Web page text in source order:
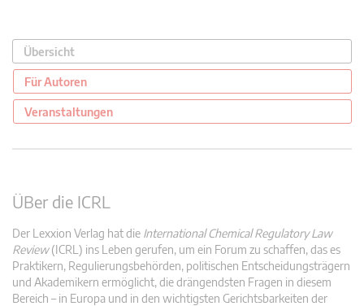
Übersicht
Für Autoren
Veranstaltungen
ÜBer die ICRL
Der Lexxion Verlag hat die International Chemical Regulatory Law
Review(ICRL) ins Leben gerufen, um ein Forum zu schaffen, das es
Praktikern, Regulierungsbehörden, politischen Entscheidungsträgern
und Akademikern ermöglicht, die drängendsten Fragen in diesem
Bereich – in Europa und in den wichtigsten Gerichtsbarkeiten der